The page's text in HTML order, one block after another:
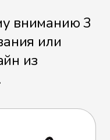
вниманию 3
или
из